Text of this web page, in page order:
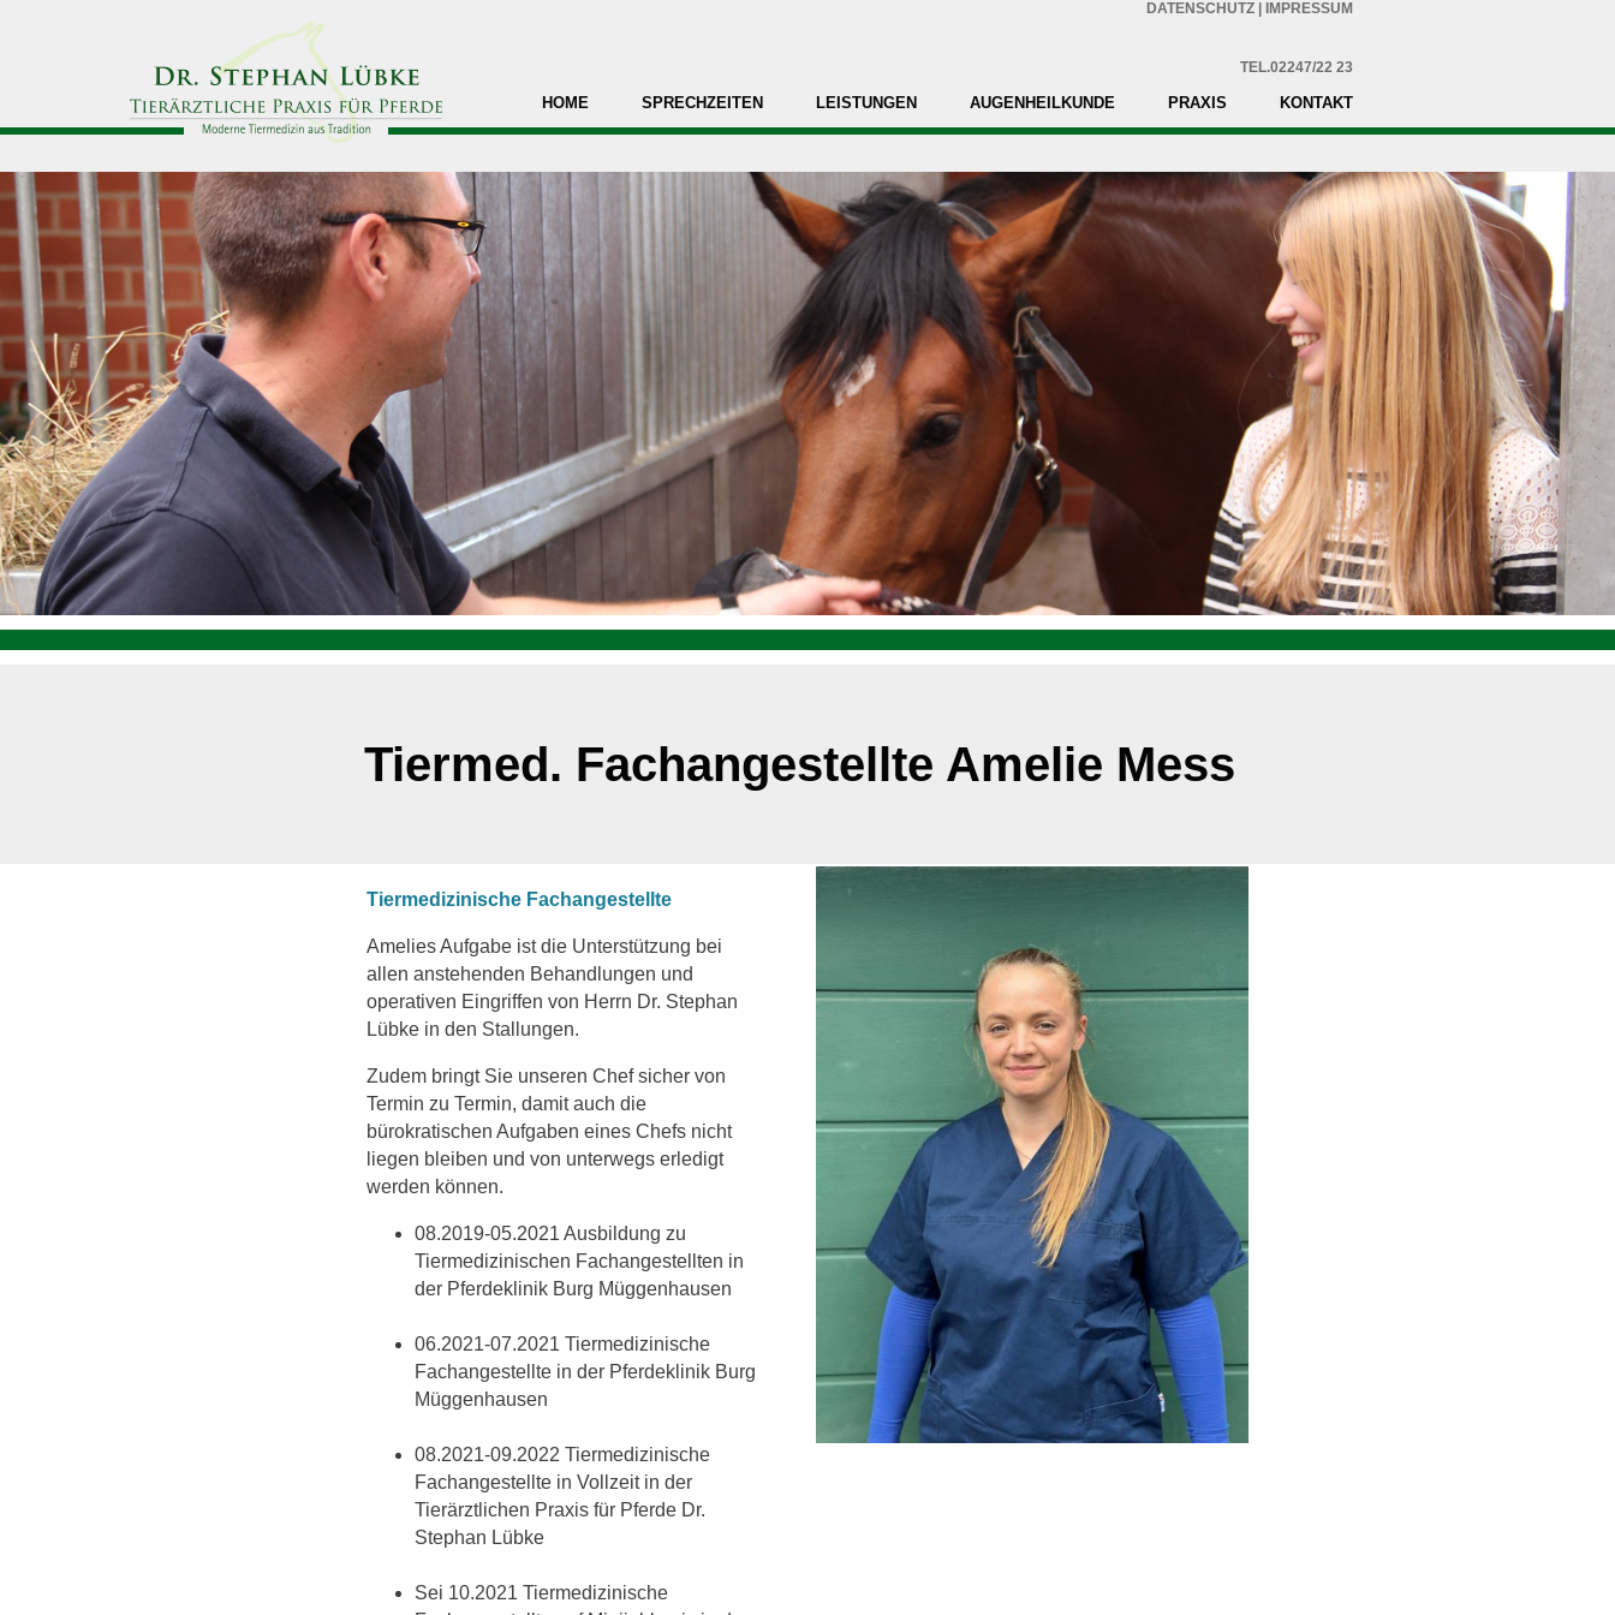
HOME SPRECHZEITEN LEISTUNGEN AUGENHEILKUNDE PRAXIS KONTAKT
Tiermed. Fachangestellte Amelie Mess
Tiermedizinische Fachangestellte
Amelies Aufgabe ist die Unterstützung bei
allen anstehenden Behandlungen und
operativen Eingriffen von Herrn Dr. Stephan
Lübke in den Stallungen.
Zudem bringt Sie unseren Chef sicher von
Termin zu Termin, damit auch die
bürokratischen Aufgaben eines Chefs nicht
liegen bleiben und von unterwegs erledigt
werden können.
08.2019-05.2021 Ausbildung zu
Tiermedizinischen Fachangestellten in
der Pferdeklinik Burg Müggenhausen
06.2021-07.2021 Tiermedizinische
Fachangestellte in der Pferdeklinik Burg
Müggenhausen
08.2021-09.2022 Tiermedizinische
Fachangestellte in Vollzeit in der
Tierärztlichen Praxis für Pferde Dr.
Stephan Lübke
Sei 10.2021 Tiermedizinische
TEL.02247/22 23
DATENSCHUTZ IMPRESSUM